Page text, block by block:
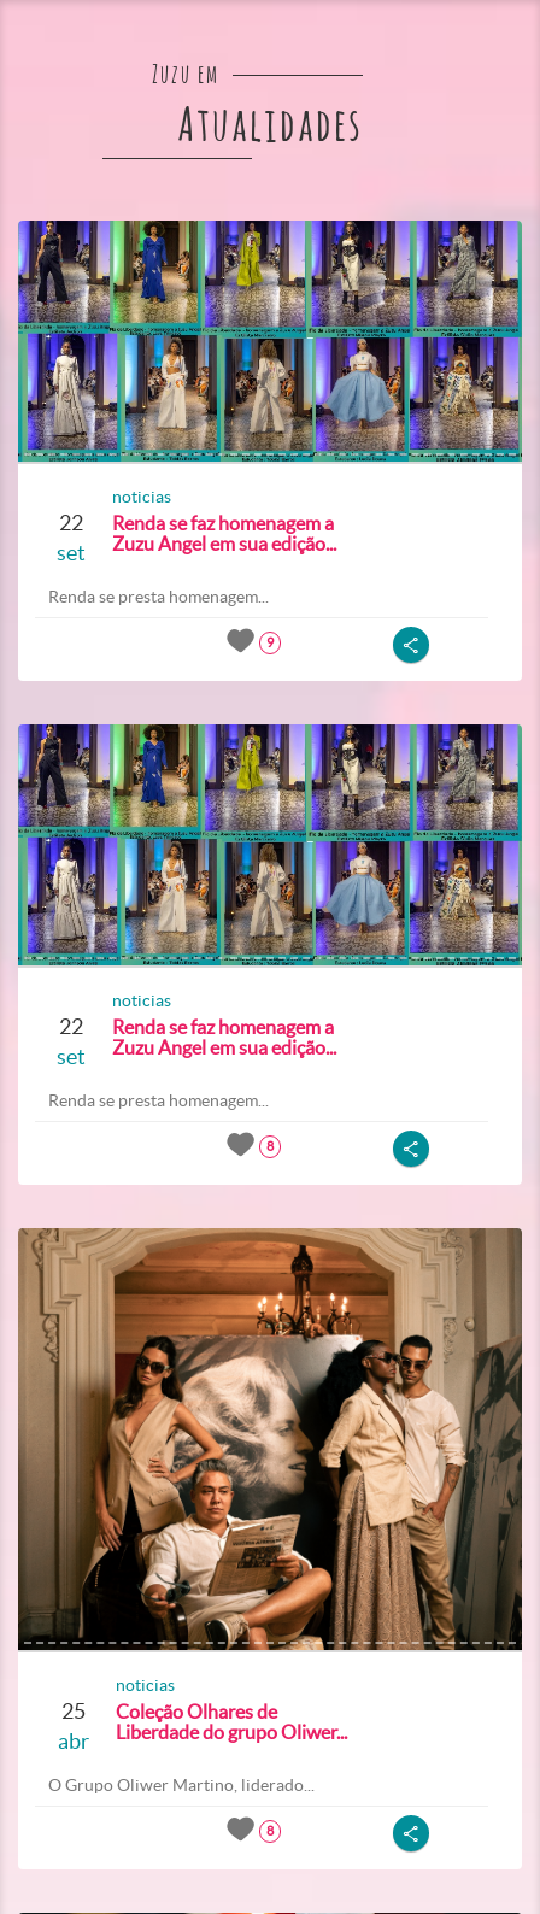
Zuzu em
Atualidades
22
set
noticias
Renda se faz homenagem a
Zuzu Angel em sua edição...
Renda se presta homenagem...
9
22
set
noticias
Renda se faz homenagem a
Zuzu Angel em sua edição...
Renda se presta homenagem...
8
25
abr
noticias
Coleção Olhares de
Liberdade do grupo Oliwer...
O Grupo Oliwer Martino, liderado...
8